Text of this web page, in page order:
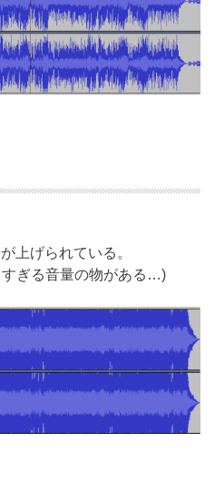
上げられている。
ぎる音量の物がある…)